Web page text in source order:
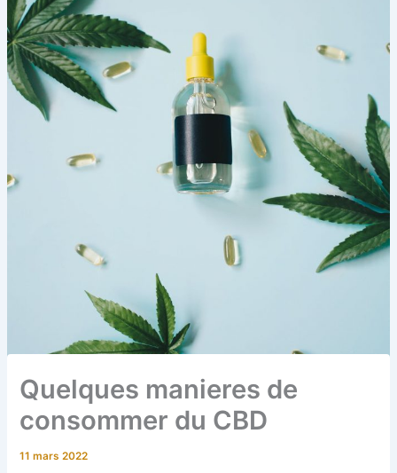
Quelques manieres de
consommer du CBD
11 mars 2022